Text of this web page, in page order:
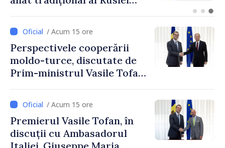
/ Acum 15 ore
Perspectivele cooperării
moldo-turce, discutate de
Prim-ministrul Vasile Tofan
Uygar Mustafa Sertel
/ Acum 15 ore
Premierul Vasile Tofan, în
discuții cu Ambasadorul